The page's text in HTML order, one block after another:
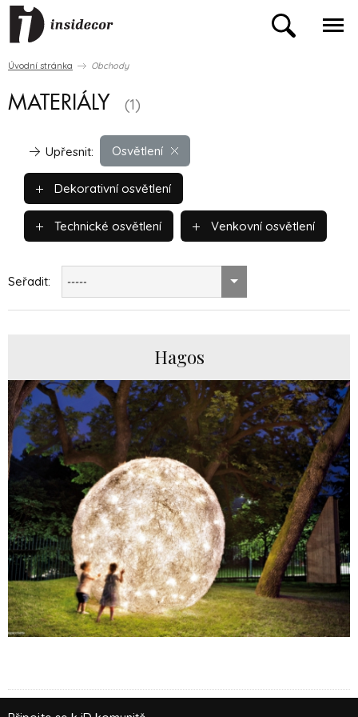
Úvodní stránka Obchody
MATERIÁLY (1)
Osvětlení
Upřesnit:
Dekorativní osvětlení
Technické osvětlení Venkovní osvětlení
Seřadit: -----
Hagos